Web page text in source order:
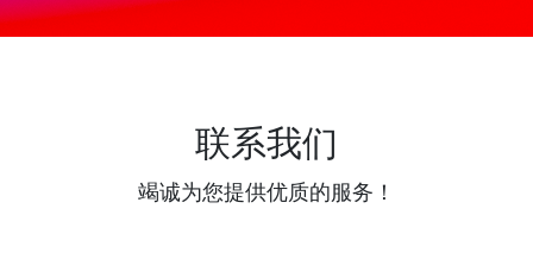
联系我们
竭诚为您提供优质的服务！